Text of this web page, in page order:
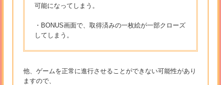
可能になってしまう。
・BONUS画面で、取得済みの一枚絵が一部クローズ
してしまう。
他、ゲームを正常に進行させることができない可能性があり
ますので、